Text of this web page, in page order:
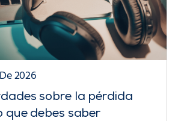
sobre la pérdida
que debes saber
2026